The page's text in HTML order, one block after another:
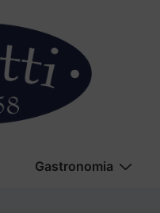
MenuGastronomia